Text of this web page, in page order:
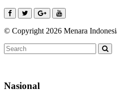
© Copyright 2026 Menara
Nasional